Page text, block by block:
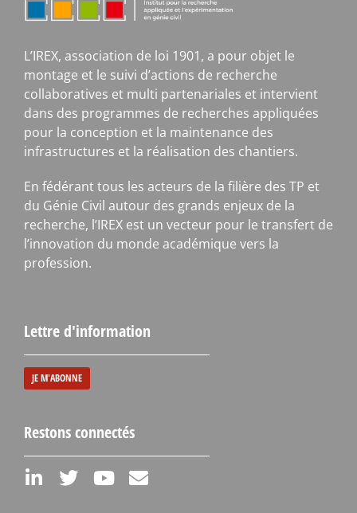
L’IREX, association de loi 1901, a pour objet le
montage et le suivi d’actions de recherche
collaboratives et multi partenariales et intervient
dans des programmes de recherches appliquées
pour la conception et la maintenance des
infrastructures et la réalisation des chantiers.
En fédérant tous les acteurs de la filière des TP et
du Génie Civil autour des grands enjeux de la
recherche, l’IREX est un vecteur pour le transfert de
l’innovation du monde académique vers la
profession.
Lettre d'information
JE M'ABONNE
Restons connectés